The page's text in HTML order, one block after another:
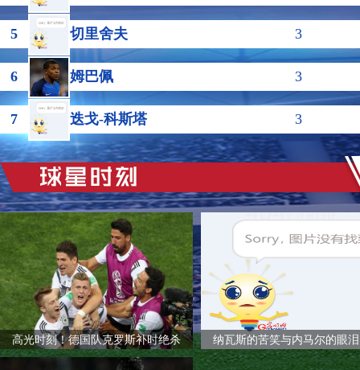
5 切里舍夫 3
6 姆巴佩 3
7 迭戈-科斯塔 3
高光时刻！德国队克罗斯补时绝杀 纳瓦斯的苦笑与内马尔的眼泪